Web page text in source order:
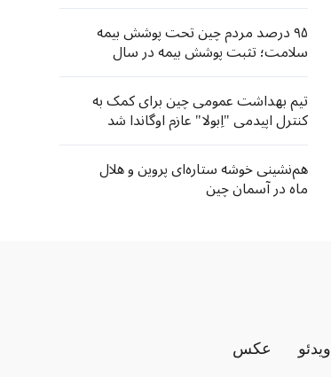
۹۵ درصد مردم چین تحت پوشش بیمه
سلامت؛ تثبت پوشش بیمه در سال
۲۰۲۵
تیم بهداشت عمومی چین برای کمک به
کنترل اپیدمی "اِبولا" عازم اوگاندا شد
هم‌نشینی خوشه ستاره‌ای پروین و هلال
ماه در آسمان چین
ویدئو عکس